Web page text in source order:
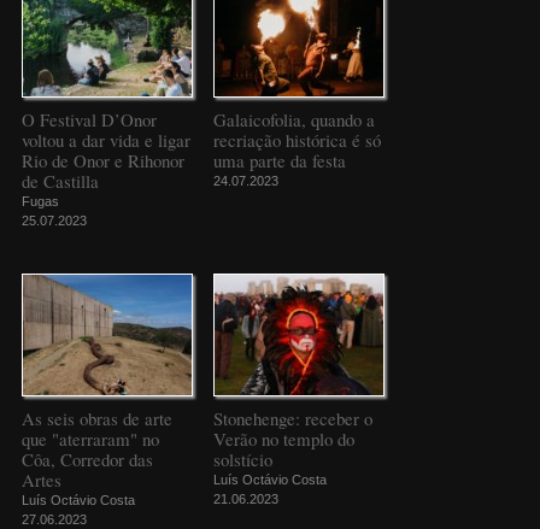
O Festival D’Onor
voltou a dar vida e ligar
Rio de Onor e Rihonor
de Castilla
Fugas
25.07.2023
Galaicofolia, quando a
recriação histórica é só
uma parte da festa
24.07.2023
As seis obras de arte
que "aterraram" no
Côa, Corredor das
Artes
Luís Octávio Costa
27.06.2023
Stonehenge: receber o
Verão no templo do
solstício
Luís Octávio Costa
21.06.2023